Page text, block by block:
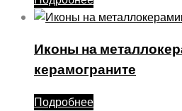
Иконы на
керамограните
Подробнее